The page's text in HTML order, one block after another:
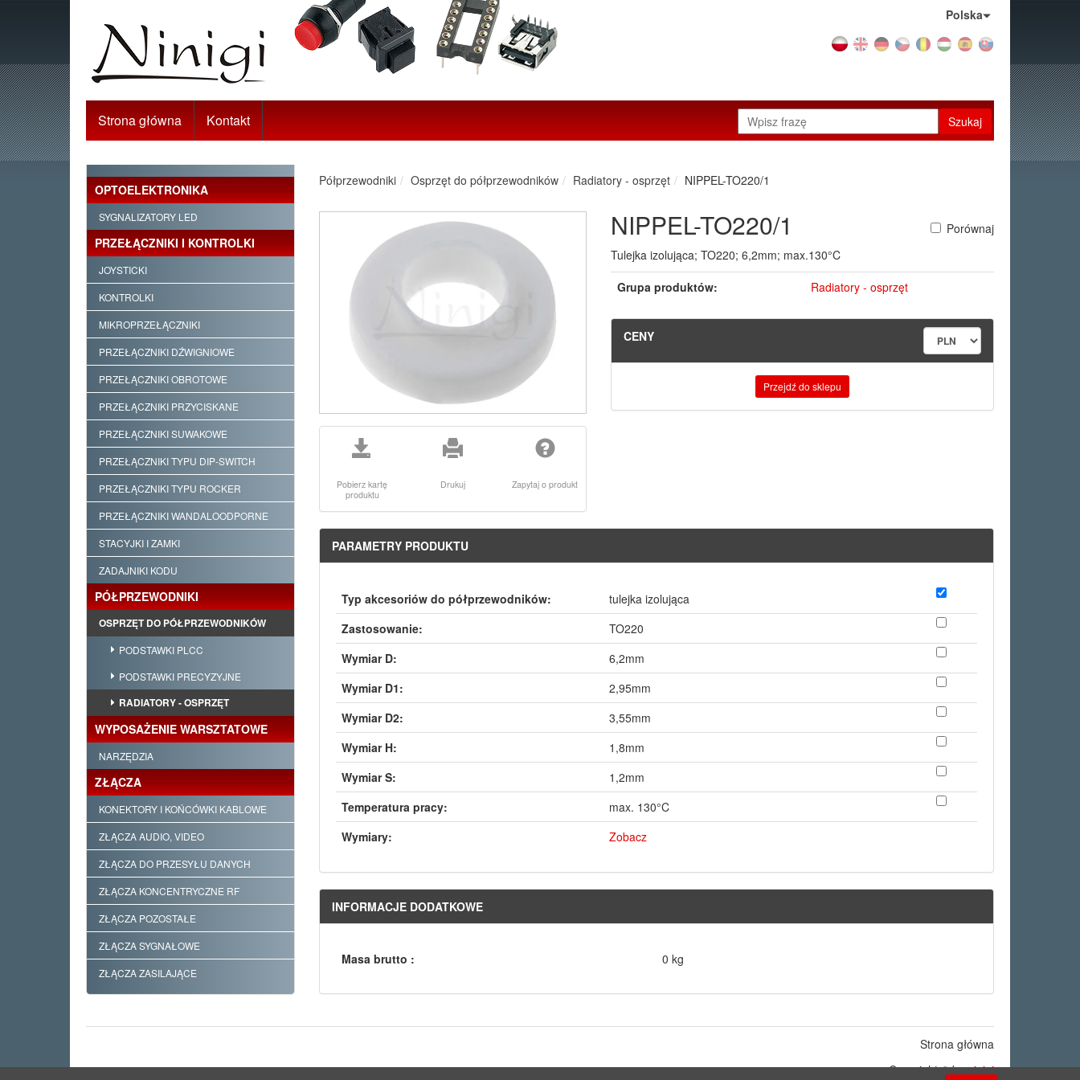
Polska
Strona główna Kontakt Szukaj
OPTOELEKTRONIKA
SYGNALIZATORY LED
PRZEŁĄCZNIKI I KONTROLKI
JOYSTICKI
KONTROLKI
MIKROPRZEŁĄCZNIKI
PRZEŁĄCZNIKI DŹWIGNIOWE
PRZEŁĄCZNIKI OBROTOWE
PRZEŁĄCZNIKI PRZYCISKANE
PRZEŁĄCZNIKI SUWAKOWE
PRZEŁĄCZNIKI TYPU DIP-SWITCH
PRZEŁĄCZNIKI TYPU ROCKER
PRZEŁĄCZNIKI WANDALOODPORNE
STACYJKI I ZAMKI
ZADAJNIKI KODU
PÓŁPRZEWODNIKI
OSPRZĘT DO PÓŁPRZEWODNIKÓW
PODSTAWKI PLCC
PODSTAWKI PRECYZYJNE
RADIATORY - OSPRZĘT
WYPOSAŻENIE WARSZTATOWE
NARZĘDZIA
ZŁĄCZA
KONEKTORY I KOŃCÓWKI KABLOWE
ZŁĄCZA AUDIO, VIDEO
ZŁĄCZA DO PRZESYŁU DANYCH
ZŁĄCZA KONCENTRYCZNE RF
ZŁĄCZA POZOSTAŁE
ZŁĄCZA SYGNAŁOWE
ZŁĄCZA ZASILAJĄCE
Półprzewodniki Osprzęt do półprzewodników Radiatory - osprzęt NIPPEL-TO220/1
Pobierz kartę
produktu
Drukuj Zapytaj o produkt
NIPPEL-TO220/1
Porównaj
Tulejka izolująca; TO220; 6,2mm; max.130°C
Grupa produktów:
Radiatory - osprzęt
CENY
Przejdź do sklepu
PARAMETRY PRODUKTU
Typ akcesoriów do półprzewodników:
tulejka izolująca
Zastosowanie:
TO220
Wymiar D:
6,2mm
Wymiar D1:
2,95mm
Wymiar D2:
3,55mm
Wymiar H:
1,8mm
Wymiar S:
1,2mm
Temperatura pracy:
max. 130°C
Wymiary:
Zobacz
INFORMACJE DODATKOWE
Masa brutto : 0 kg
Strona główna
Copyright © byninigi